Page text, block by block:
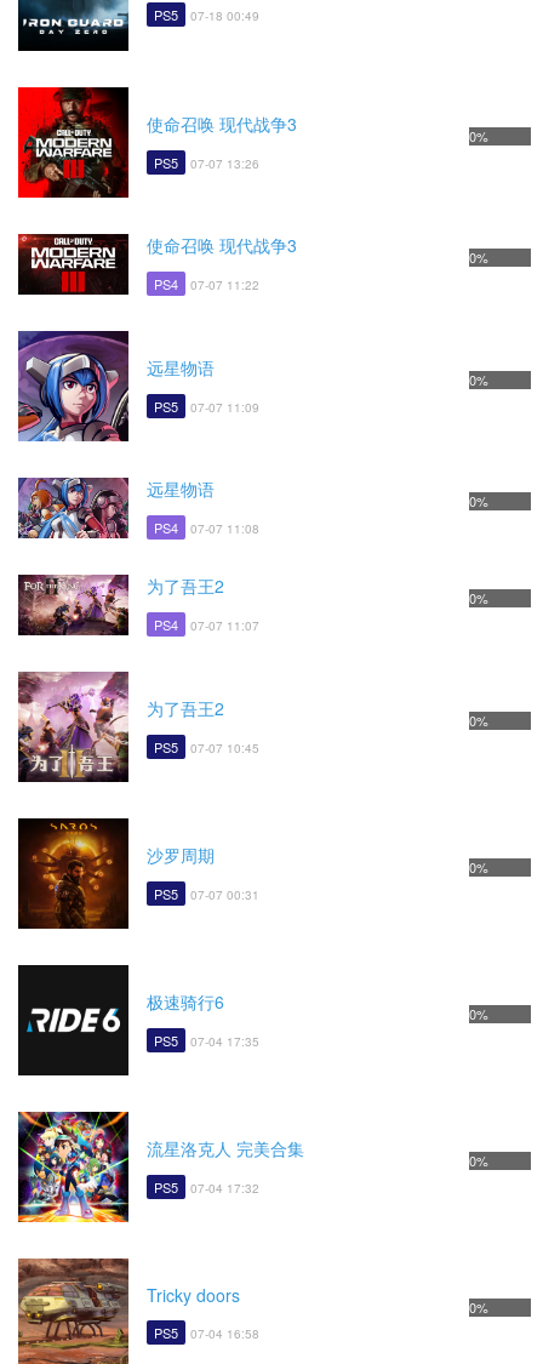
PS5 07-18 00:49
使命召唤 现代战争3
PS5 07-07 13:26
0%
使命召唤 现代战争3
PS4 07-07 11:22
0%
远星物语
PS5 07-07 11:09
0%
远星物语
PS4 07-07 11:08
0%
为了吾王2
PS4 07-07 11:07
0%
为了吾王2
PS5 07-07 10:45
0%
沙罗周期
PS5 07-07 00:31
0%
极速骑行6
PS5 07-04 17:35
0%
流星洛克人 完美合集
PS5 07-04 17:32
0%
Tricky doors
PS5 07-04 16:58
0%